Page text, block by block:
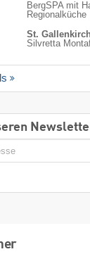
BergSPA mit
Regionalküche
St. Gallenkirch
Silvretta